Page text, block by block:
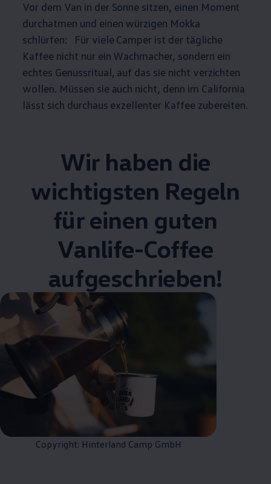
Vor dem Van in der Sonne sitzen, einen Moment
durchatmen und einen würzigen Mokka
schlürfen: Für viele Camper ist der tägliche
Kaffee nicht nur ein Wachmacher, sondern ein
echtes Genussritual, auf das sie nicht verzichten
wollen. Müssen sie auch nicht, denn im California
lässt sich durchaus exzellenter Kaffee zubereiten.
Wir haben die
wichtigsten Regeln
für einen guten
Vanlife-Coffee
aufgeschrieben!
Copyright: Hinterland Camp GmbH